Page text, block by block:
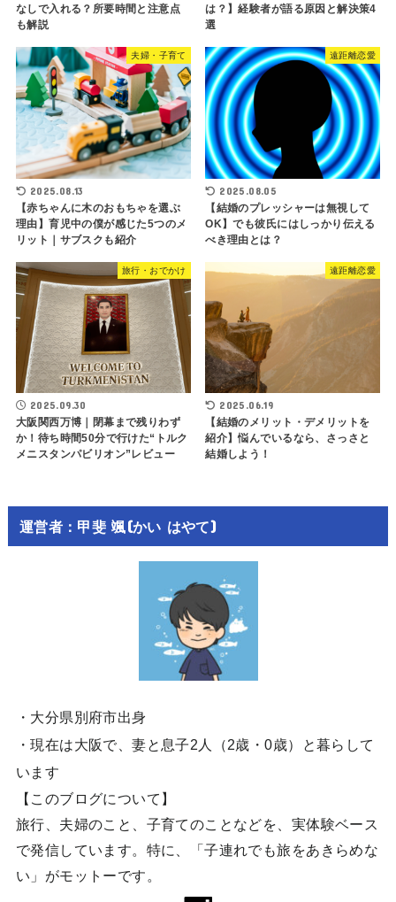
なしで入れる？所要時間と注意点
も解説
は？】経験者が語る原因と解決策4
選
夫婦・子育て
2025.08.13
【赤ちゃんに木のおもちゃを選ぶ
理由】育児中の僕が感じた5つのメ
リット｜サブスクも紹介
遠距離恋愛
2025.08.05
【結婚のプレッシャーは無視して
OK】でも彼氏にはしっかり伝える
べき理由とは？
旅行・おでかけ
2025.09.30
大阪関西万博｜閉幕まで残りわず
か！待ち時間50分で行けた“トルク
メニスタンパビリオン”レビュー
遠距離恋愛
2025.06.19
【結婚のメリット・デメリットを
紹介】悩んでいるなら、さっさと
結婚しよう！
運営者：甲斐 颯(かい はやて)
・大分県別府市出身
・現在は大阪で、妻と息子2人（2歳・0歳）と暮らして
います
【このブログについて】
旅行、夫婦のこと、子育てのことなどを、実体験ベース
で発信しています。特に、「子連れでも旅をあきらめな
い」がモットーです。